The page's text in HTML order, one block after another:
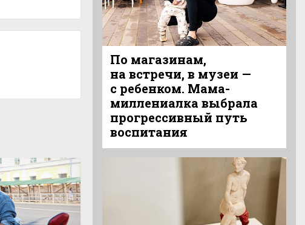
По магазинам,
на встречи, в музеи —
с ребенком. Мама-
миллениалка выбрала
прогрессивный путь
воспитания